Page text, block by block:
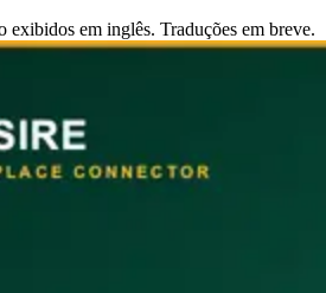
exibidos em inglês. Traduções em breve.